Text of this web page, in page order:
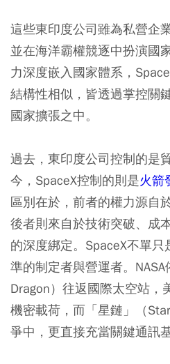
這些東印度公司雖為私營企
並在海洋霸權競逐中扮演國
力深度嵌入國家體系，
結構性相似，皆透過掌控關
國家擴張之中。
過去，東印度公司控制的是
今，SpaceX控制的則是火箭
區別在於，前者的權力源自
後者則來自於技術突破、成
的深度綁定。SpaceX不單
準的制定者與營運者。
Dragon）往返國際太空站，
機密載荷，而「星鏈」（
爭中，更直接充當關鍵通訊